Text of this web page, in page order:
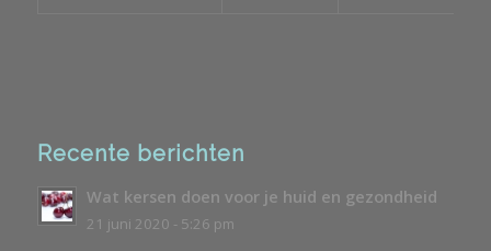
Recente berichten
Wat kersen doen voor je huid en gezondheid
21 juni 2020 - 5:26 pm